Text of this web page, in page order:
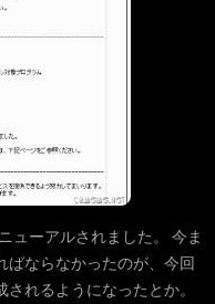
ューアルされました。 今ま
ばならなかったのが、今回
れるようになったとか。